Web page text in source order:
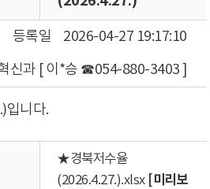
등록일
2026-04-27 19:17:10
신과 [ 이*승 ☎054-880-3403 ]
입니다.
★경북저수율
(2026.4.27.).xlsx [미리보